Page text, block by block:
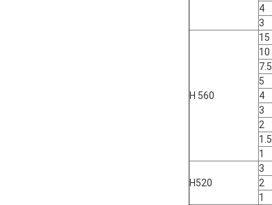
4
3
H 560
15
10
7.5
5
4
3
2
1.5
1
H520
3
2
1